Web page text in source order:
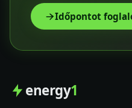
Időpontot
energy1